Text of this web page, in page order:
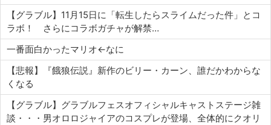
【グラブル】11月15日に「転生したらスライムだった件」とコ
ラボ！ さらにコラボガチャが解禁…
一番面白かったマリオ←なに
【悲報】『餓狼伝説』新作のビリー・カーン、誰だかわからな
くなる
【グラブル】グラブルフェスオフィシャルキャストステージ雑
談・・・男オロロジャイアのコスプレが登場、全体的にクオリ